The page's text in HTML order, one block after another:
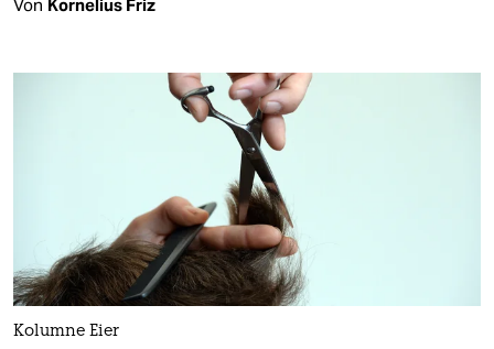
Von Kornelius Friz
Kolumne Eier